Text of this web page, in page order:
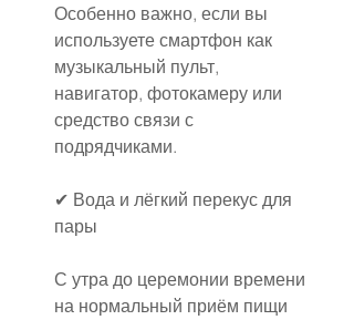
Особенно важно, если вы
используете смартфон как
музыкальный пульт,
навигатор, фотокамеру или
средство связи с
подрядчиками.
✔ Вода и лёгкий перекус для
пары
С утра до церемонии времени
на нормальный приём пищи